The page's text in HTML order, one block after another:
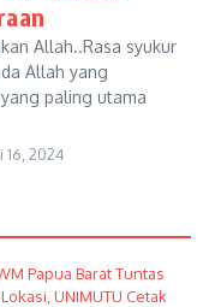
Allah..Rasa syukur
Allah yang
paling utama
16, 2024
Papua Barat Tuntas
UNIMUTU Cetak